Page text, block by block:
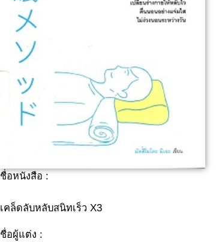
ชื่อหนังสือ :
เคล็ดลับหลับสนิทเร็ว X3
ชื่อผู้แต่ง :